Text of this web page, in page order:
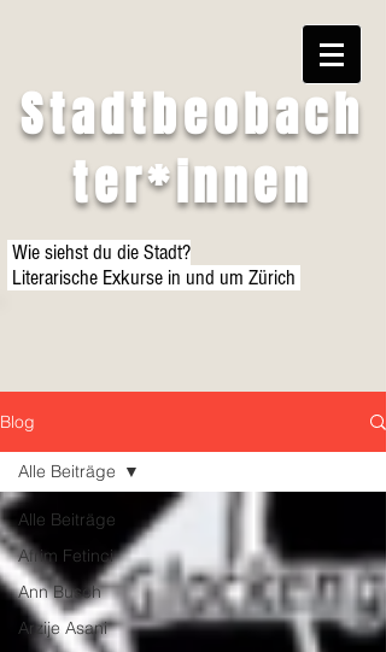
Stadtbeobach
ter*innen
Wie siehst du die Stadt?
Literarische Exkurse in und um Zürich
Blog
Alle Beiträge
Afrim Fetinci
Ann Busch
Arzije Asani
Alle Beiträge